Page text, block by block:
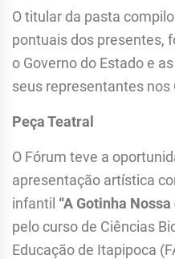
O titular da pasta
pontuais dos presentes,
o Governo do Estado e
seus representantes nos
Peça Teatral
O Fórum teve a
apresentação artística
infantil “A Gotinha
pelo curso de Ciências
Educação de Itapipoca